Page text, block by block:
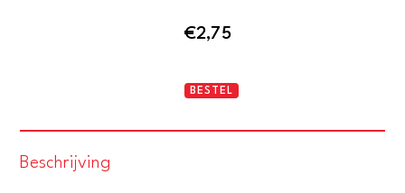
€2,75
Nazi
BESTEL
Beschrijving